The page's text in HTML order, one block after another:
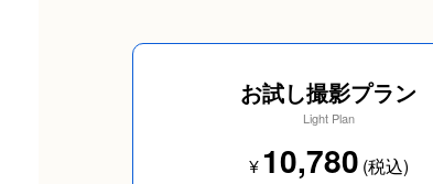
お試し撮影プラン
Light Plan
¥10,780 (税込)